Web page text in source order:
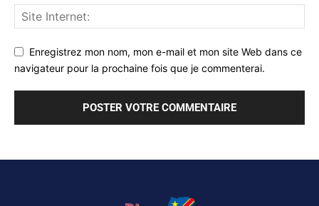
Enregistrez mon nom, mon e-mail et mon site Web dans ce
navigateur pour la prochaine fois que je commenterai.